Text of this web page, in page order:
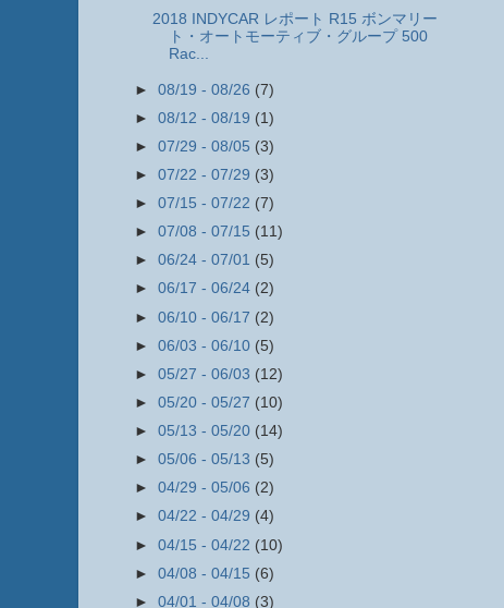
2018 INDYCAR レポート R15 ボンマリー
ト・オートモーティブ・グループ 500
Rac...
► 08/19 - 08/26 (7)
► 08/12 - 08/19 (1)
► 07/29 - 08/05 (3)
► 07/22 - 07/29 (3)
► 07/15 - 07/22 (7)
► 07/08 - 07/15 (11)
► 06/24 - 07/01 (5)
► 06/17 - 06/24 (2)
► 06/10 - 06/17 (2)
► 06/03 - 06/10 (5)
► 05/27 - 06/03 (12)
► 05/20 - 05/27 (10)
► 05/13 - 05/20 (14)
► 05/06 - 05/13 (5)
► 04/29 - 05/06 (2)
► 04/22 - 04/29 (4)
► 04/15 - 04/22 (10)
► 04/08 - 04/15 (6)
► 04/01 - 04/08 (3)